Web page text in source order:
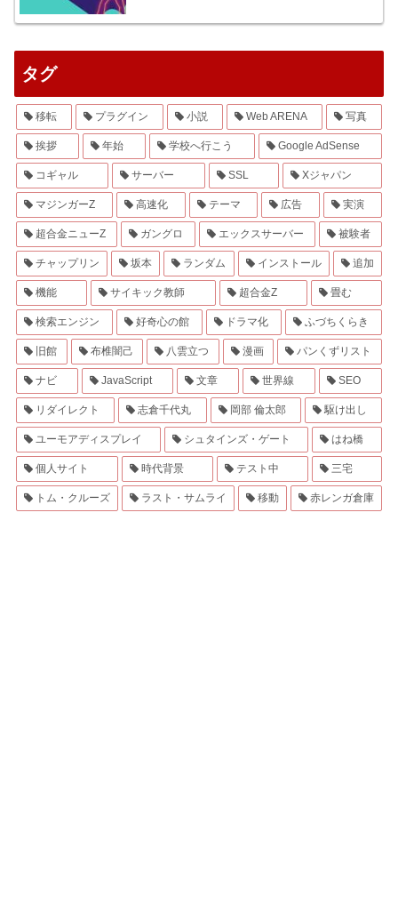
タグ
移転 プラグイン 小説 Web ARENA 写真
挨拶 年始 学校へ行こう Google AdSense
コギャル サーバー SSL Xジャパン
マジンガーZ 高速化 テーマ 広告 実演
超合金ニューZ ガングロ エックスサーバー 被験者
チャップリン 坂本 ランダム インストール 追加
機能 サイキック教師 超合金Z 畳む
検索エンジン 好奇心の館 ドラマ化 ふづちくらき
旧館 布椎闇己 八雲立つ 漫画 パンくずリスト
ナビ JavaScript 文章 世界線 SEO
リダイレクト 志倉千代丸 岡部 倫太郎 駆け出し
ユーモアディスプレイ シュタインズ・ゲート はね橋
個人サイト 時代背景 テスト中 三宅
トム・クルーズ ラスト・サムライ 移動 赤レンガ倉庫